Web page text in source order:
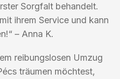
Sorgfalt behandelt.
ihrem Service und kann
– Anna K.
reibungslosen Umzug
träumen möchtest,